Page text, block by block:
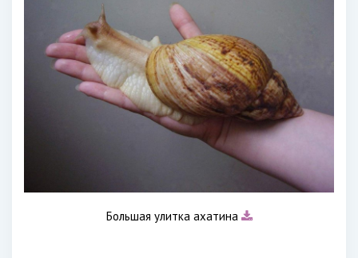
Большая улитка ахатина